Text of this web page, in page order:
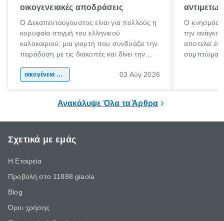
οικογενειακές αποδράσεις
Ο Δεκαπενταύγουστος είναι για πολλούς η
κορυφαία στιγμή του ελληνικού
καλοκαιριού: μια γιορτή που συνδυάζει την
παράδοση με τις διακοπές και δίνει την
χώρας. Είτε πρόκειται για λίγες μέρες
οικογένεια & παιδί 03 Αύγ 2026
Ο κνησμός
την ανάγκη
αποτελεί
Ανακάλυψε Όλα τα Άρθρα
Σχετικά με εμάς
Η Εταιρεία
Προβολή στο 11888 giaola
Blog
Όροι χρήσης